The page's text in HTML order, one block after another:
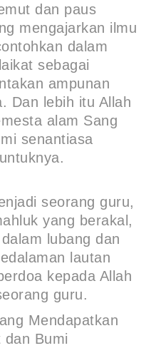
dan paus
mengajarkan ilmu
dalam
sebagai
ampunan
Dan lebih itu Allah
alam Sang
senantiasa
seorang guru,
yang berakal,
lubang dan
lautan
kepada Allah
guru.
Mendapatkan
dan Bumi